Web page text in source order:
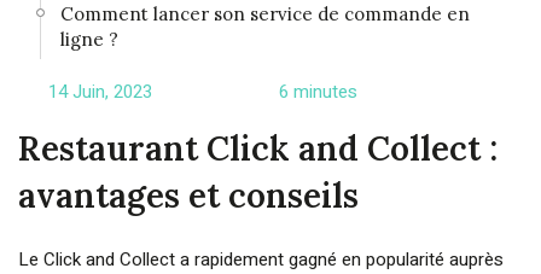
Comment lancer son service de commande en
ligne ?
14 Juin, 2023 6 minutes
Restaurant Click and Collect :
avantages et conseils
Le Click and Collect a rapidement gagné en popularité auprès